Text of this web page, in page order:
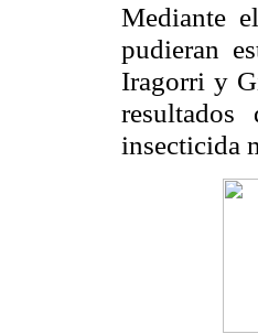
Mediante
pudieran
Iragorri y
insecticida